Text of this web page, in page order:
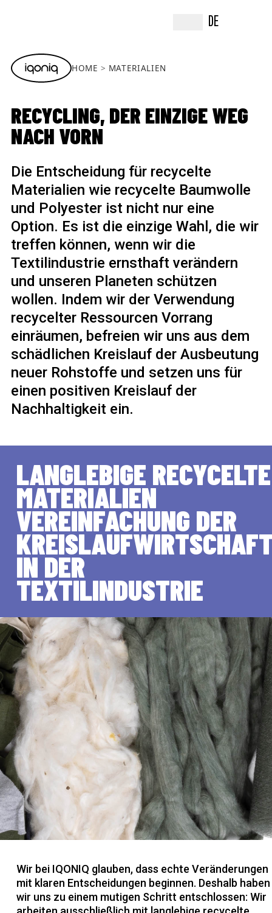
DE
HOME MATERIALIEN
RECYCLING, DER EINZIGE WEG
NACH VORN
Die Entscheidung für recycelte
Materialien wie recycelte Baumwolle
und Polyester ist nicht nur eine
Option. Es ist die einzige Wahl, die wir
treffen können, wenn wir die
Textilindustrie ernsthaft verändern
und unseren Planeten schützen
wollen. Indem wir der Verwendung
recycelter Ressourcen Vorrang
einräumen, befreien wir uns aus dem
schädlichen Kreislauf der Ausbeutung
neuer Rohstoffe und setzen uns für
einen positiven Kreislauf der
Nachhaltigkeit ein.
LANGLEBIGE RECYCELTE
MATERIALIEN
VEREINFACHUNG DER
IN DER
TEXTILINDUSTRIE
Wir bei IQONIQ glauben, dass echte Veränderungen
mit klaren Entscheidungen beginnen. Deshalb haben
wir uns zu einem mutigen Schritt entschlossen: Wir